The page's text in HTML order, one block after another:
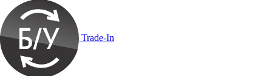
Trade-In